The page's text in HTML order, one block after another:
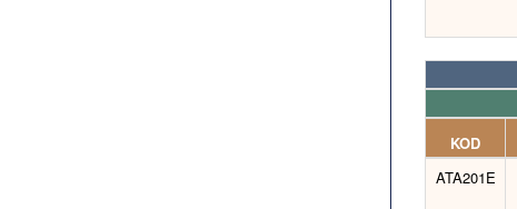
KOD
ATA201E